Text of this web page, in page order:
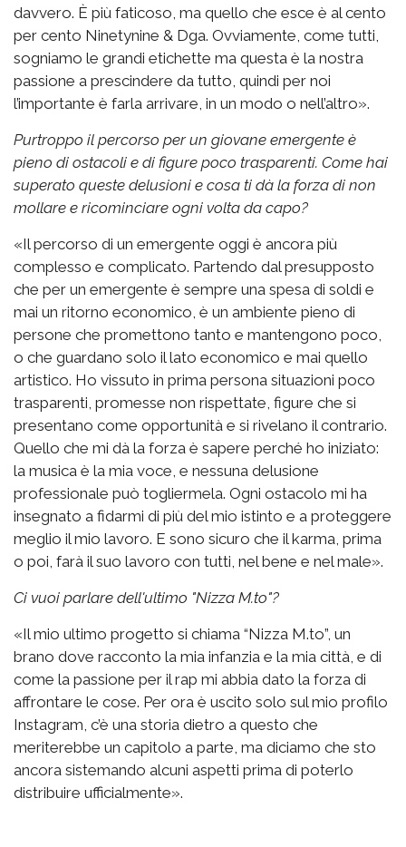
davvero. È più faticoso, ma quello che esce è al cento
per cento Ninetynine & Dga. Ovviamente, come tutti,
sogniamo le grandi etichette ma questa è la nostra
passione a prescindere da tutto, quindi per noi
l’importante è farla arrivare, in un modo o nell’altro».
Purtroppo il percorso per un giovane emergente è
pieno di ostacoli e di figure poco trasparenti. Come hai
superato queste delusioni e cosa ti dà la forza di non
mollare e ricominciare ogni volta da capo?
«Il percorso di un emergente oggi è ancora più
complesso e complicato. Partendo dal presupposto
che per un emergente è sempre una spesa di soldi e
mai un ritorno economico, è un ambiente pieno di
persone che promettono tanto e mantengono poco,
o che guardano solo il lato economico e mai quello
artistico. Ho vissuto in prima persona situazioni poco
trasparenti, promesse non rispettate, figure che si
presentano come opportunità e si rivelano il contrario.
Quello che mi dà la forza è sapere perché ho iniziato:
la musica è la mia voce, e nessuna delusione
professionale può togliermela. Ogni ostacolo mi ha
insegnato a fidarmi di più del mio istinto e a proteggere
meglio il mio lavoro. E sono sicuro che il karma, prima
o poi, farà il suo lavoro con tutti, nel bene e nel male».
Ci vuoi parlare dell'ultimo "Nizza M.to"?
«Il mio ultimo progetto si chiama “Nizza M.to”, un
brano dove racconto la mia infanzia e la mia città, e di
come la passione per il rap mi abbia dato la forza di
affrontare le cose. Per ora è uscito solo sul mio profilo
Instagram, c’è una storia dietro a questo che
meriterebbe un capitolo a parte, ma diciamo che sto
ancora sistemando alcuni aspetti prima di poterlo
distribuire ufficialmente».